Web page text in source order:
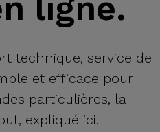
technique, service de
et efficace pour
particulières, la
expliqué ici.